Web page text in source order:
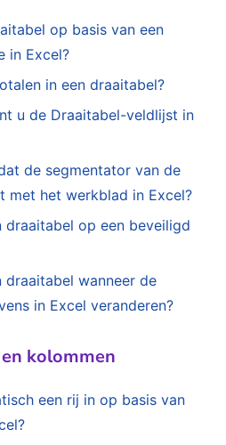
op basis van een
in Excel?
in een draaitabel?
u de Draaitabel-veldlijst in
de segmentator van de
met het werkblad in Excel?
draaitabel op een beveiligd
draaitabel wanneer de
in Excel veranderen?
kolommen
een rij in op basis van